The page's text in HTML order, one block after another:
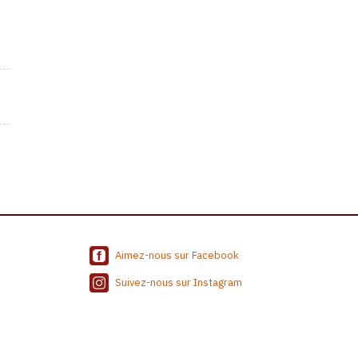
Aimez-nous sur Facebook
Suivez-nous sur Instagram